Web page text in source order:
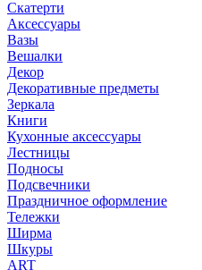
Скатерти
Аксессуары
Вазы
Вешалки
Декор
Декоративные предметы
Зеркала
Книги
Кухонные аксессуары
Лестницы
Подносы
Подсвечники
Праздничное оформление
Тележки
Ширма
Шкуры
ART